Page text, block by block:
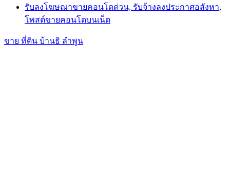
รับลงโฆษณาขายคอนโดด่วน, รับจ้างลงประกาศอสังหา,
โพสต์ขายคอนโดบนเน็ต
ขาย ที่ดิน บ้านธิ ลำพูน